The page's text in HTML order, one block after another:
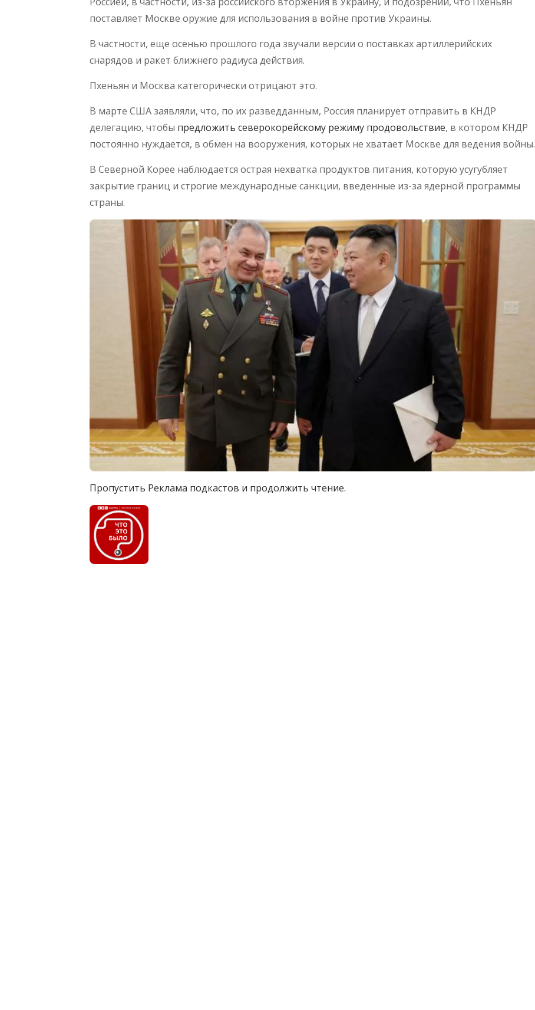
поставляет Москве оружие для использования в войне против Украины.
В частности, еще осенью прошлого года звучали версии о поставках артиллерийских
снарядов и ракет ближнего радиуса действия.
Пхеньян и Москва категорически отрицают это.
В марте США заявляли, что, по их разведданным, Россия планирует отправить в КНДР
делегацию, чтобы предложить северокорейскому режиму продовольствие, в котором КНДР
постоянно нуждается, в обмен на вооружения, которых не хватает Москве для ведения войны.
В Северной Корее наблюдается острая нехватка продуктов питания, которую усугубляет
закрытие границ и строгие международные санкции, введенные из-за ядерной программы
страны.
Пропустить Реклама подкастов и продолжить чтение.